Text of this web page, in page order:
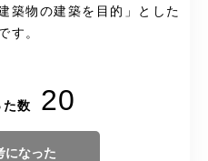
築物の建築を目的」とした
す。
数 20
になった